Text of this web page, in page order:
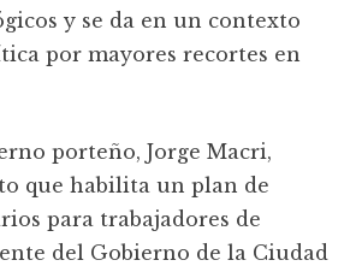
y se da en un contexto
por mayores recortes en
porteño, Jorge Macri,
que habilita un plan de
para trabajadores de
del Gobierno de la Ciudad